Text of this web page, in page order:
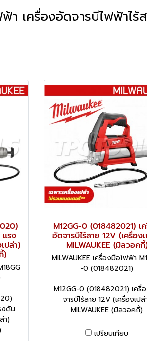
า เครื่องอัดจารบีไฟฟ้าไร้
แรง
ปล่า)
)
งดัน
า)
M12GG-0 (018482021) เ
อัดจารบีไร้สาย 12V (เครื่อง
MILWAUKEE (มิลวอคกี้)
MILWAUKEE เครื่องมือไฟฟ้า
-0 (018482021)
M12GG-0 (018482021) เครื่
จารบีไร้สาย 12V (เครื่องเปล่
MILWAUKEE (มิลวอคกี้)
เปรียบเทียบ